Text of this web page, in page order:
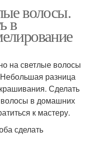
волосы.
в
на светлые волосы
разница
Сделать
в домашних
к мастеру.
сделать